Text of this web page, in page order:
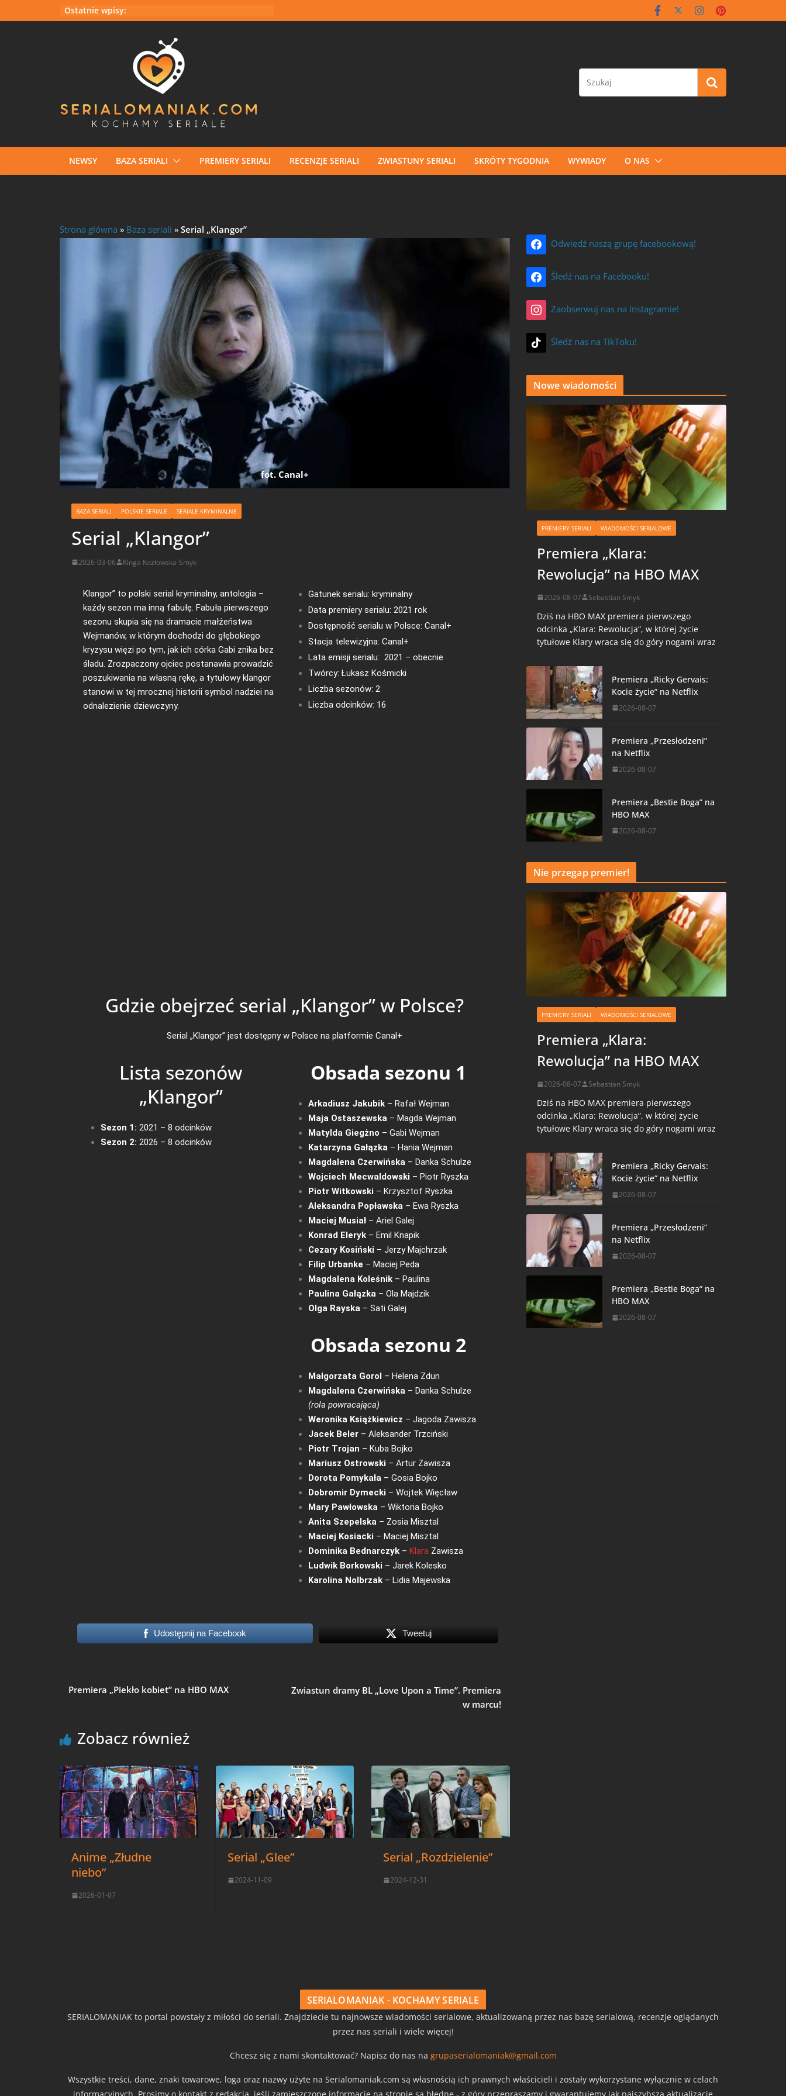
Ostatnie wpisy:
NEWSY BAZA SERIALI PREMIERY SERIALI RECENZJE SERIALI ZWIASTUNY SERIALI SKRÓTY TYGODNIA WYWIADY O NAS
Strona główna » Baza seriali » Serial „Klangor”
fot. Canal+
BAZA SERIALI POLSKIE SERIALE SERIALE KRYMINALNE
Serial „Klangor”
2026-03-06 Kinga Kozłowska-Smyk
Klangor” to polski serial kryminalny, antologia –
każdy sezon ma inną fabułę. Fabuła pierwszego
sezonu skupia się na dramacie małżeństwa
Wejmanów, w którym dochodzi do głębokiego
kryzysu więzi po tym, jak ich córka Gabi znika bez
śladu. Zrozpaczony ojciec postanawia prowadzić
poszukiwania na własną rękę, a tytułowy klangor
stanowi w tej mrocznej historii symbol nadziei na
odnalezienie dziewczyny.
Gatunek serialu: kryminalny
Data premiery serialu: 2021 rok
Dostępność serialu w Polsce: Canal+
Stacja telewizyjna: Canal+
Lata emisji serialu: 2021 – obecnie
Twórcy: Łukasz Kośmicki
Liczba sezonów: 2
Liczba odcinków: 16
Gdzie obejrzeć serial „Klangor” w Polsce?
Serial „Klangor” jest dostępny w Polsce na platformie Canal+
Lista sezonów
„Klangor”
Sezon 1: 2021 – 8 odcinków
Sezon 2: 2026 – 8 odcinków
Obsada sezonu 1
Arkadiusz Jakubik– Rafał Wejman
Maja Ostaszewska– Magda Wejman
Matylda Giegżno – Gabi Wejman
Katarzyna Gałązka– Hania Wejman
Magdalena Czerwińska– Danka Schulze
Wojciech Mecwaldowski – Piotr Ryszka
Piotr Witkowski – Krzysztof Ryszka
Aleksandra Popławska– Ewa Ryszka
Maciej Musiał– Ariel Galej
Konrad Eleryk– Emil Knapik
Cezary Kosiński – Jerzy Majchrzak
Filip Urbanke – Maciej Peda
Magdalena Koleśnik– Paulina
Paulina Gałązka– Ola Majdzik
Olga Rayska– Sati Galej
Obsada sezonu 2
Małgorzata Gorol – Helena Zdun
Magdalena Czerwińska– Danka Schulze
(rola powracająca)
Weronika Książkiewicz – Jagoda Zawisza
Jacek Beler– Aleksander Trzciński
Piotr Trojan – Kuba Bojko
Mariusz Ostrowski – Artur Zawisza
Dorota Pomykała– Gosia Bojko
Dobromir Dymecki – Wojtek Więcław
Mary Pawłowska– Wiktoria Bojko
Anita Szepelska– Zosia Misztal
Maciej Kosiacki – Maciej Misztal
Dominika Bednarczyk– KlaraZawisza
Ludwik Borkowski – Jarek Kolesko
Karolina Nolbrzak– Lidia Majewska
Udostępnij na Facebook Tweetuj
Premiera „Piekło kobiet” na HBO MAX
Zwiastun dramy BL „Love Upon a Time”. Premiera
w marcu!
Zobacz również
Anime „Złudne
niebo”
2026-01-07
Serial „Glee”
2024-11-09
Serial „Rozdzielenie”
2024-12-31
Odwiedź naszą grupę facebookową!
Śledź nas na Facebooku!
Zaobserwuj nas na Instagramie!
Śledź nas na TikToku!
Nowe wiadomości
PREMIERY SERIALI WIADOMOŚCI SERIALOWE
Premiera „Klara:
Rewolucja” na HBO MAX
2026-08-07 Sebastian Smyk
Dziś na HBO MAX premiera pierwszego
odcinka „Klara: Rewolucja”, w której życie
tytułowe Klary wraca się do góry nogami wraz
Premiera „Ricky Gervais:
Kocie życie” na Netflix
2026-08-07
Premiera „Przesłodzeni”
na Netflix
2026-08-07
Premiera „Bestie Boga” na
HBO MAX
2026-08-07
Nie przegap premier!
PREMIERY SERIALI WIADOMOŚCI SERIALOWE
Premiera „Klara:
Rewolucja” na HBO MAX
2026-08-07 Sebastian Smyk
Dziś na HBO MAX premiera pierwszego
odcinka „Klara: Rewolucja”, w której życie
tytułowe Klary wraca się do góry nogami wraz
Premiera „Ricky Gervais:
Kocie życie” na Netflix
2026-08-07
Premiera „Przesłodzeni”
na Netflix
2026-08-07
Premiera „Bestie Boga” na
HBO MAX
2026-08-07
SERIALOMANIAK - KOCHAMY SERIALE
SERIALOMANIAK to portal powstały z miłości do seriali. Znajdziecie tu najnowsze wiadomości serialowe, aktualizowaną przez nas bazę serialową, recenzje oglądanych
przez nas seriali i wiele więcej!
Chcesz się z nami skontaktować? Napisz do nas na grupaserialomaniak@gmail.com
Wszystkie treści, dane, znaki towarowe, loga oraz nazwy użyte na Serialomaniak.com są własnością ich prawnych właścicieli i zostały wykorzystane wyłącznie w celach